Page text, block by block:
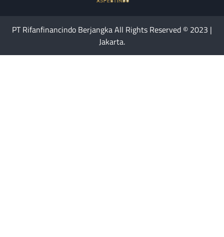
PT Rifanfinancindo Berjangka All Rights Reserved © 2023 |
Jakarta.